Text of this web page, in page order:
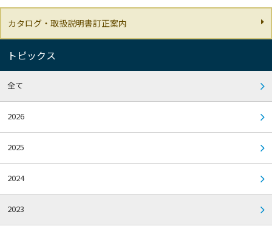
カタログ・取扱説明書訂正案内
トピックス
全て
2026
2025
2024
2023